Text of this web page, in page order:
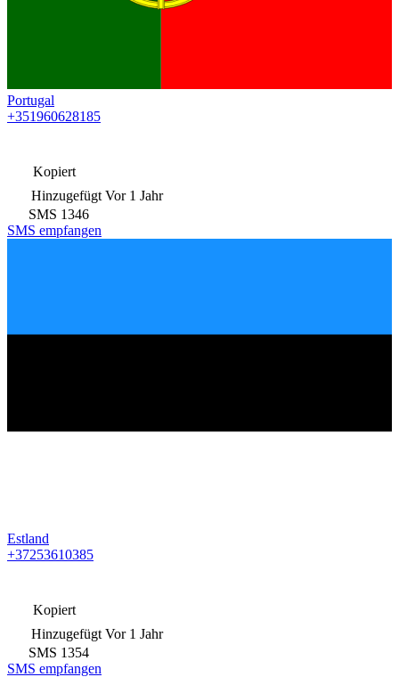
Portugal
+351960628185
Kopiert
Hinzugefügt Vor 1 Jahr
SMS 1346
SMS empfangen
Estland
+37253610385
Kopiert
Hinzugefügt Vor 1 Jahr
SMS 1354
SMS empfangen